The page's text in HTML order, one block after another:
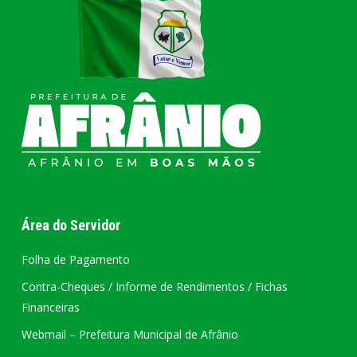
Área do Servidor
Folha de Pagamento
Contra-Cheques / Informe de Rendimentos / Fichas
Financeiras
Webmail – Prefeitura Municipal de Afrânio